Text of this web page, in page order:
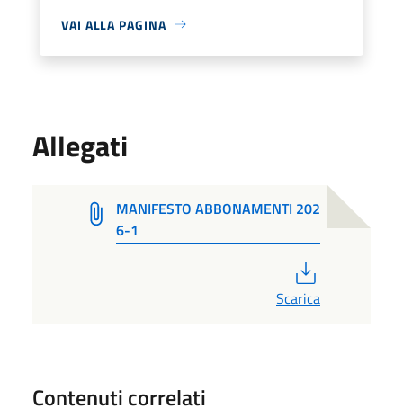
VAI ALLA PAGINA
Allegati
MANIFESTO ABBONAMENTI 202
6-1
Scarica
Contenuti correlati